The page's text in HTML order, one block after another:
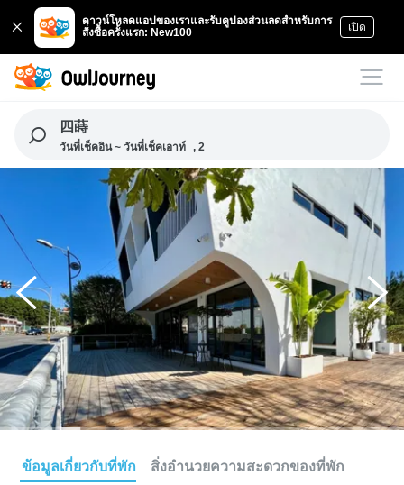
ดาวน์โหลดแอปของเราและรับคูปองส่วนลดสำหรับการ
สั่งซื้อครั้งแรก: New100
เปิด
四蒔
วันที่เช็คอิน ~ วันที่เช็คเอาท์ , 2
ข้อมูลเกี่ยวกับที่พัก สิ่งอำนวยความสะดวกของที่พัก